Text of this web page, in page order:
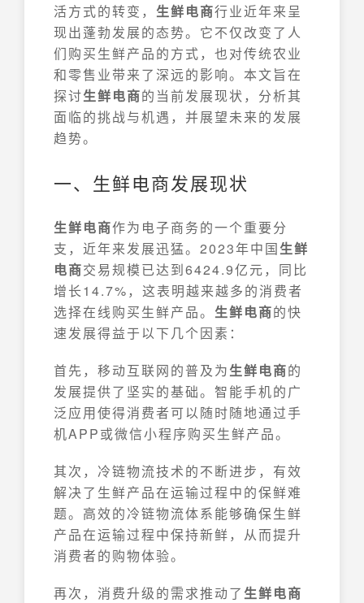
活方式的转变， 生鲜电商行业近年来呈
现出蓬勃发展的态势。它不仅改变了人
们购买生鲜产品的方式，也对传统农业
和零售业带来了深远的影响。本文旨在
探讨生鲜电商的当前发展现状，分析其
面临的挑战与机遇，并展望未来的发展
趋势。
一、生鲜电商发展现状
生鲜电商作为电子商务的一个重要分
支，近年来发展迅猛。2023年中国生鲜
电商交易规模已达到6424.9亿元，同比
增长14.7%，这表明越来越多的消费者
选择在线购买生鲜产品。 生鲜电商的快
速发展得益于以下几个因素：
首先，移动互联网的普及为生鲜电商的
发展提供了坚实的基础。智能手机的广
泛应用使得消费者可以随时随地通过手
机APP或微信小程序购买生鲜产品。
其次，冷链物流技术的不断进步，有效
解决了生鲜产品在运输过程中的保鲜难
题。高效的冷链物流体系能够确保生鲜
产品在运输过程中保持新鲜，从而提升
消费者的购物体验。
再次，消费升级的需求推动了 生鲜电商